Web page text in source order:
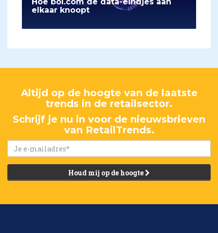
elkaar knoopt
Altijd op de hoogte van de laatste
trends in de retailsector.
Schrijf je nu in voor de nieuwsbrieven
van RetailTrends.
Houd mij op de hoogte